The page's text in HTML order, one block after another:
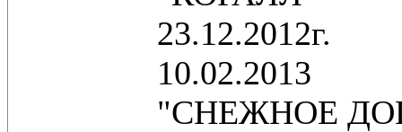
23.12.2012г.
10.02.2013
"СНЕЖНОЕ